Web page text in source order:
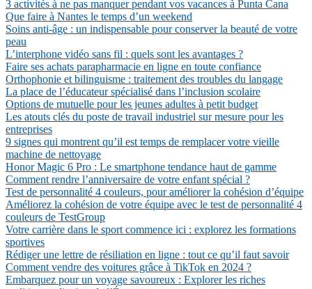
3 activités à ne pas manquer pendant vos vacances à Punta Cana
Que faire à Nantes le temps d’un weekend
Soins anti-âge : un indispensable pour conserver la beauté de votre
peau
L’interphone vidéo sans fil : quels sont les avantages ?
Faire ses achats parapharmacie en ligne en toute confiance
Orthophonie et bilinguisme : traitement des troubles du langage
La place de l’éducateur spécialisé dans l’inclusion scolaire
Options de mutuelle pour les jeunes adultes à petit budget
Les atouts clés du poste de travail industriel sur mesure pour les
entreprises
9 signes qui montrent qu’il est temps de remplacer votre vieille
machine de nettoyage
Honor Magic 6 Pro : Le smartphone tendance haut de gamme
Comment rendre l’anniversaire de votre enfant spécial ?
Test de personnalité 4 couleurs, pour améliorer la cohésion d’équipe
Améliorez la cohésion de votre équipe avec le test de personnalité 4
couleurs de TestGroup
Votre carrière dans le sport commence ici : explorez les formations
sportives
Rédiger une lettre de résiliation en ligne : tout ce qu’il faut savoir
Comment vendre des voitures grâce à TikTok en 2024 ?
Embarquez pour un voyage savoureux : Explorer les riches